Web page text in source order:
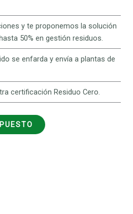
y te proponemos la solución
50% en gestión residuos.
se enfarda y envía a plantas de
certificación Residuo Cero.